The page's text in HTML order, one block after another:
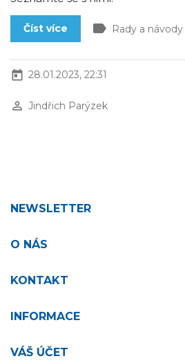
Číst více label Rady a návody
today 28.01.2023, 22:31
perm_identity Jindřich Parýzek
NEWSLETTER
O NÁS
KONTAKT
INFORMACE
VÁŠ ÚČET